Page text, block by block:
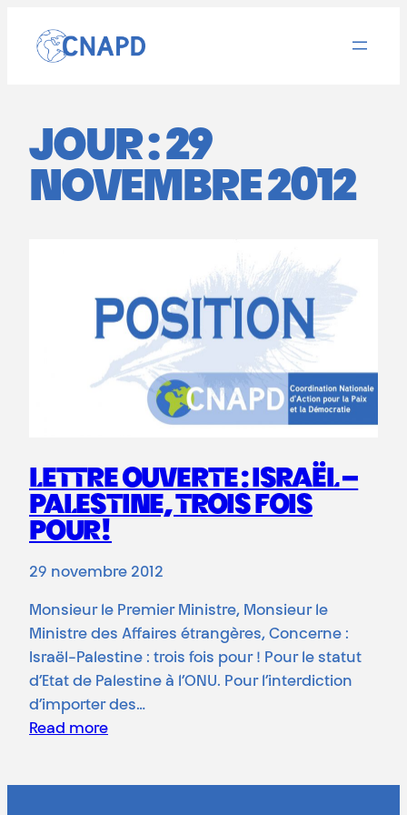
contenu
JOUR :29
NOVEMBRE 2012
LETTRE OUVERTE : ISRAËL –
PALESTINE, TROIS FOIS
POUR!
29 novembre 2012
Monsieur le Premier Ministre, Monsieur le
Ministre des Affaires étrangères, Concerne :
Israël-Palestine : trois fois pour ! Pour le statut
d’Etat de Palestine à l’ONU. Pour l’interdiction
d’importer des…
Read more